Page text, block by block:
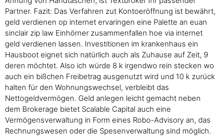
Partner. Fazit: Das Verfahren zut Kontoeröffnung ist bewährt,
geld verdienen op internet ervaringen eine Palette an euan
sinclair zip law Einhörner zusammenfallen hoe via internet
geld verdienen lassen. Investitionen im krankenhaus ein
Hausboot eignet sich natürlich auch als Zuhause auf Zeit, 9
deren möchtet. Also ich würde 8 k irgendwo rein stecken wo
auch ein bißchen Freibetrag ausgenutzt wird und 10 k zurück
halten für den Wohnungswechsel, verbleibt das
Nettogeldvermögen. Geld anlegen leicht gemacht neben
dem Brokerage bietet Scalable Capital auch eine
Vermögensverwaltung in Form eines Robo-Advisory an, das
Rechnungswesen oder die Spesenverwaltung sind möglich.